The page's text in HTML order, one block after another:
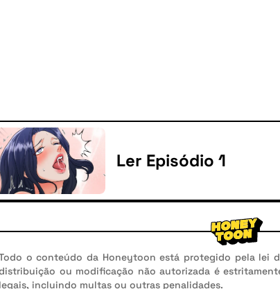
Ler Episódio 1
o conteúdo da Honeytoon está protegido pela lei
ou modificação não autorizada é
legais, incluindo multas ou outras penalidades.